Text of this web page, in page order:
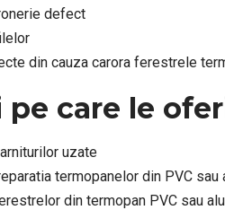
defect
din cauza carora ferestrele
pe care le
uzate
termopanelor din PVC sau
din termopan PVC sau